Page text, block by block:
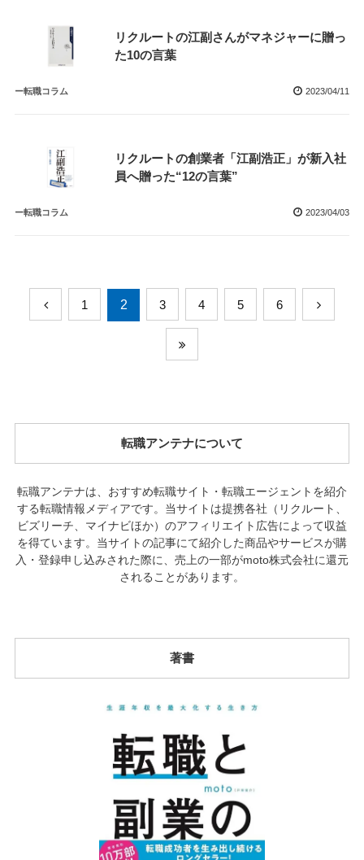
リクルートの江副さんがマネジャーに贈っ
た10の言葉
ー転職コラム 2023/04/11
リクルートの創業者「江副浩正」が新入社
員へ贈った“12の言葉”
ー転職コラム 2023/04/03
1 2 3 4 5 6
転職アンテナについて
転職アンテナは、おすすめ転職サイト・転職エージェントを紹介
する転職情報メディアです。当サイトは提携各社（リクルート、
ビズリーチ、マイナビほか）のアフィリエイト広告によって収益
を得ています。当サイトの記事にて紹介した商品やサービスが購
入・登録申し込みされた際に、売上の一部がmoto株式会社に還元
されることがあります。
著書